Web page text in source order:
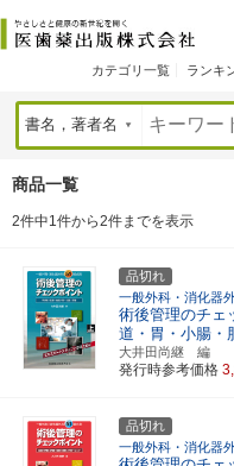
カテゴリ一覧 ランキ
商品一覧
2件中1件から2件までを表示
品切れ
一般外科・消化器
術後管理のチ
道・胃・小腸・
大井田尚継 編
発行時参考価格
品切れ
一般外科・消化器